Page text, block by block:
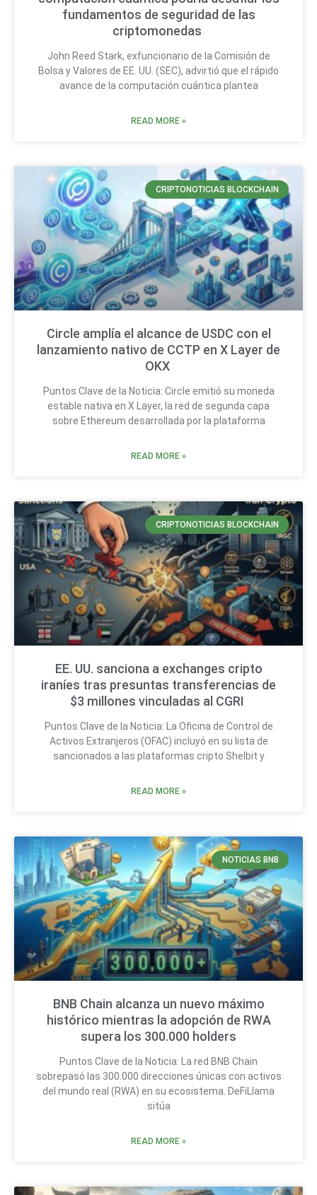
fundamentos de seguridad de las
criptomonedas
John Reed Stark, exfuncionario de la Comisión de
Bolsa y Valores de EE. UU. (SEC), advirtió que el rápido
avance de la computación cuántica plantea
READ MORE »
CRIPTONOTICIAS BLOCKCHAIN
Circle amplía el alcance de USDC con el
lanzamiento nativo de CCTP en X Layer de
OKX
Puntos Clave de la Noticia: Circle emitió su moneda
estable nativa en X Layer, la red de segunda capa
sobre Ethereum desarrollada por la plataforma
READ MORE »
CRIPTONOTICIAS BLOCKCHAIN
EE. UU. sanciona a exchanges cripto
iraníes tras presuntas transferencias de
$3 millones vinculadas al CGRI
Puntos Clave de la Noticia: La Oficina de Control de
Activos Extranjeros (OFAC) incluyó en su lista de
sancionados a las plataformas cripto Shelbit y
READ MORE »
NOTICIAS BNB
BNB Chain alcanza un nuevo máximo
histórico mientras la adopción de RWA
supera los 300.000 holders
Puntos Clave de la Noticia: La red BNB Chain
sobrepasó las 300.000 direcciones únicas con activos
del mundo real (RWA) en su ecosistema. DeFiLlama
sitúa
READ MORE »